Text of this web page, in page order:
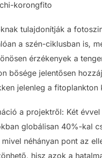
korongfito
tulajdonítják a
a szén-ciklusban is,
érzékenyek a
bősége jelentősen
jelenleg a fitoplankton
a projektről: Két
globálisan 40%-kal
néhányan pont az
hisz azok a